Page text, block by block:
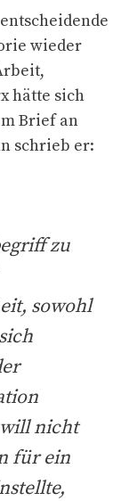
wieder
hätte sich
Brief an
schrieb er:
zu
sowohl
nicht
für ein